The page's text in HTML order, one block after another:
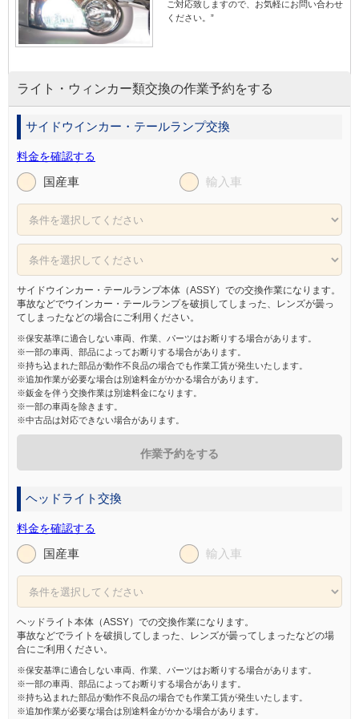
ご対応致しますので、お気軽にお問い合わせ
ください。”
ライト・ウィンカー類交換の作業予約をする
サイドウインカー・テールランプ交換
料金を確認する
国産車 輸入車
サイドウインカー・テールランプ本体（ASSY）での交換作業になります。
事故などでウインカー・テールランプを破損してしまった、レンズが曇っ
てしまったなどの場合にご利用ください。
※保安基準に適合しない車両、作業、パーツはお断りする場合があります。
※一部の車両、部品によってお断りする場合があります。
※持ち込まれた部品が動作不良品の場合でも作業工賃が発生いたします。
※追加作業が必要な場合は別途料金がかかる場合があります。
※鈑金を伴う交換作業は別途料金になります。
※一部の車両を除きます。
※中古品は対応できない場合があります。
作業予約をする
ヘッドライト交換
料金を確認する
国産車 輸入車
ヘッドライト本体（ASSY）での交換作業になります。
事故などでライトを破損してしまった、レンズが曇ってしまったなどの場
合にご利用ください。
※保安基準に適合しない車両、作業、パーツはお断りする場合があります。
※一部の車両、部品によってお断りする場合があります。
※持ち込まれた部品が動作不良品の場合でも作業工賃が発生いたします。
※追加作業が必要な場合は別途料金がかかる場合があります。